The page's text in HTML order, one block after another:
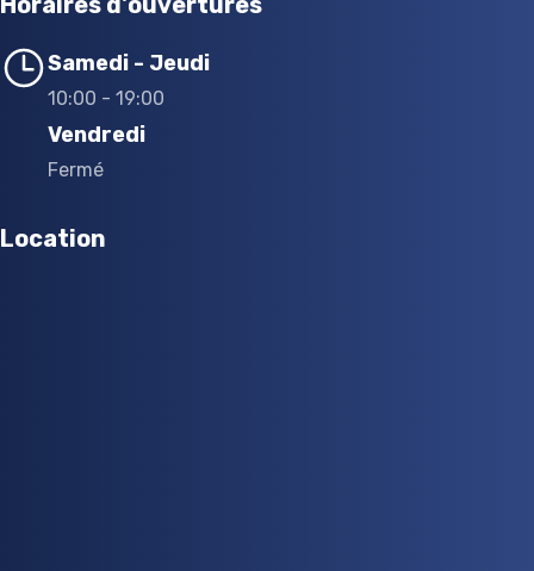
Samedi - Jeudi
10:00 - 19:00
Vendredi
Fermé
Location